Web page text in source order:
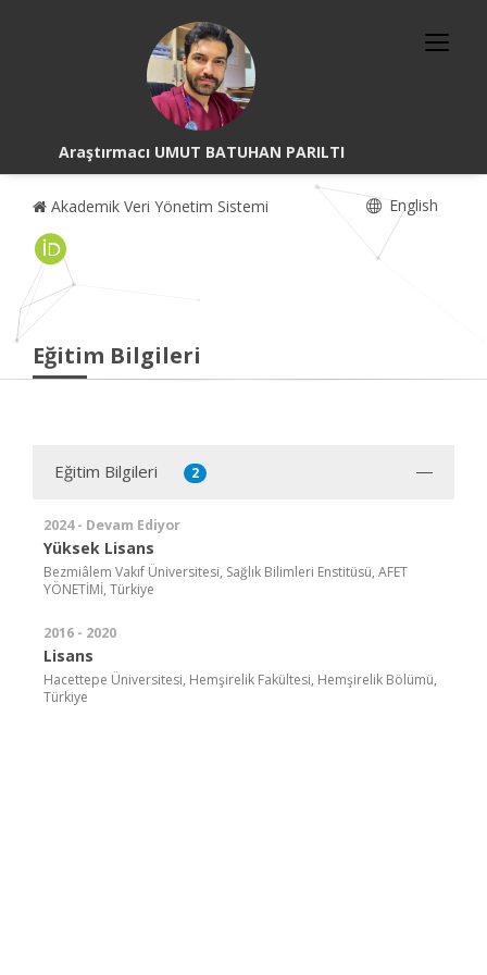
Araştırmacı UMUT BATUHAN PARILTI
Akademik Veri Yönetim Sistemi English
Eğitim Bilgileri
Eğitim Bilgileri 2
2024 - Devam Ediyor
Yüksek Lisans
Bezmiâlem Vakıf Üniversitesi, Sağlık Bilimleri Enstitüsü, AFET
YÖNETİMİ, Türkiye
2016 - 2020
Lisans
Hacettepe Üniversitesi, Hemşirelik Fakültesi, Hemşirelik Bölümü,
Türkiye